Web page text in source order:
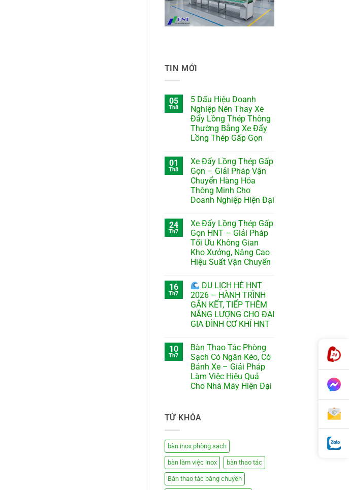
TIN MỚI
05
Th8
5 Dấu Hiệu Doanh
Nghiệp Nên Thay Xe
Đẩy Lồng Thép Thông
Thường Bằng Xe Đẩy
Lồng Thép Gấp Gọn
01
Th8
Xe Đẩy Lồng Thép Gấp
Gọn – Giải Pháp Vận
Chuyển Hàng Hóa
Thông Minh Cho
Doanh Nghiệp Hiện Đại
24
Th7
Xe Đẩy Lồng Thép Gấp
Gọn HNT – Giải Pháp
Tối Ưu Không Gian
Kho Xưởng, Nâng Cao
Hiệu Suất Vận Chuyển
16
Th7
DU LỊCH HÈ HNT
2026 – HÀNH TRÌNH
GẮN KẾT, TIẾP THÊM
NĂNG LƯỢNG CHO ĐẠI
GIA ĐÌNH CƠ KHÍ HNT
10
Th7
Bàn Thao Tác Phòng
Sạch Có Ngăn Kéo, Có
Bánh Xe – Giải Pháp
Làm Việc Hiệu Quả
Cho Nhà Máy Hiện Đại
TỪ KHÓA
bàn inox phòng sạch
bàn làm việc inox bàn thao tác
Bàn thao tác băng chuyền